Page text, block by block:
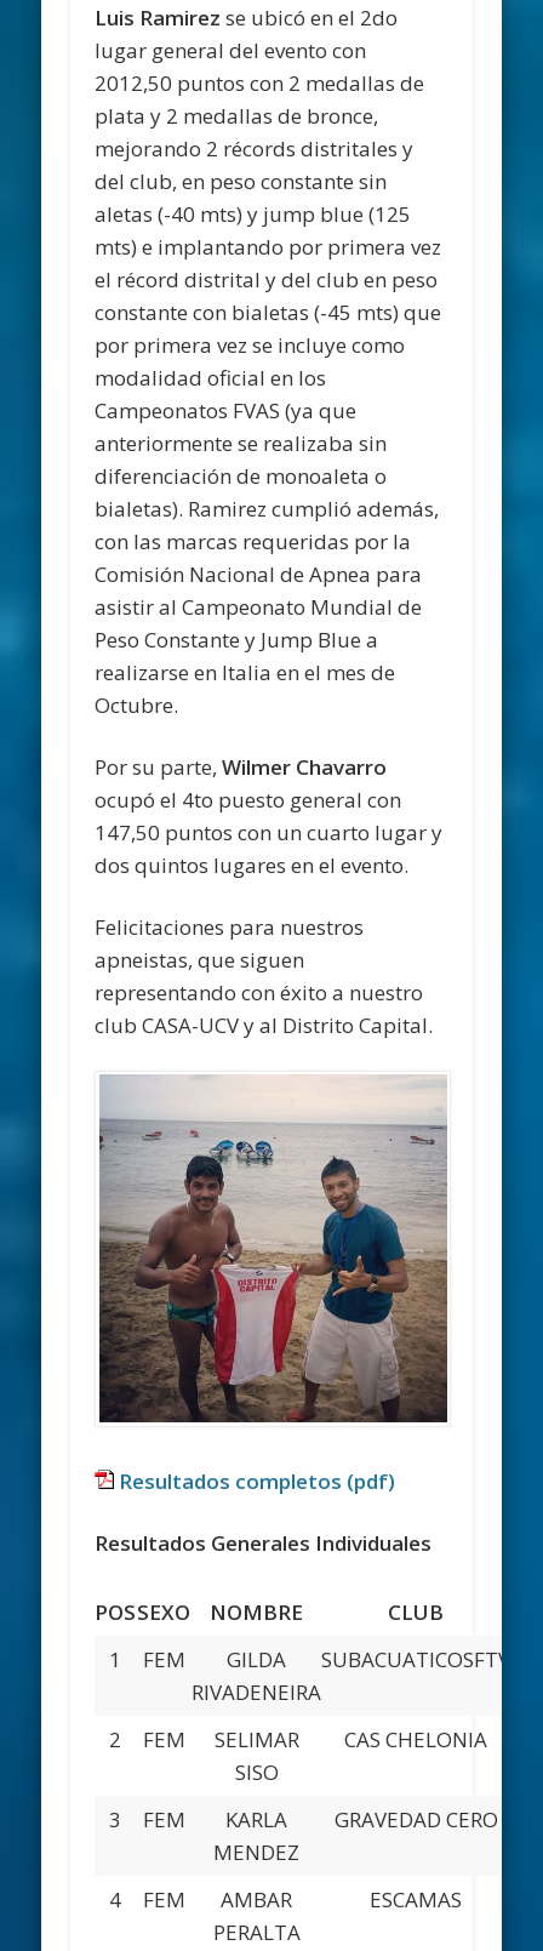
Luis Ramirez se ubicó en el 2do
lugar general del evento con
2012,50 puntos con 2 medallas de
plata y 2 medallas de bronce,
mejorando 2 récords distritales y
del club, en peso constante sin
aletas (-40 mts) y jump blue (125
mts) e implantando por primera vez
el récord distrital y del club en peso
constante con bialetas (-45 mts) que
por primera vez se incluye como
modalidad oficial en los
Campeonatos FVAS (ya que
anteriormente se realizaba sin
diferenciación de monoaleta o
bialetas). Ramirez cumplió además,
con las marcas requeridas por la
Comisión Nacional de Apnea para
asistir al Campeonato Mundial de
Peso Constante y Jump Blue a
realizarse en Italia en el mes de
Octubre.
Por su parte,Wilmer Chavarro
ocupó el 4to puesto general con
147,50 puntos con un cuarto lugar y
dos quintos lugares en el evento.
Felicitaciones para nuestros
apneistas, que siguen
representando con éxito a nuestro
club CASA-UCV y al Distrito Capital.
Resultados completos (pdf)
Resultados Generales Individuales
POSSEXO NOMBRE CLUB
1
FEM
GILDA
RIVADENEIRA
SUBACUATICOSFTV
2 FEM
SELIMAR
SISO
CAS CHELONIA
3 FEM
KARLA
MENDEZ
GRAVEDAD CERO
4 FEM
AMBAR
PERALTA
ESCAMAS